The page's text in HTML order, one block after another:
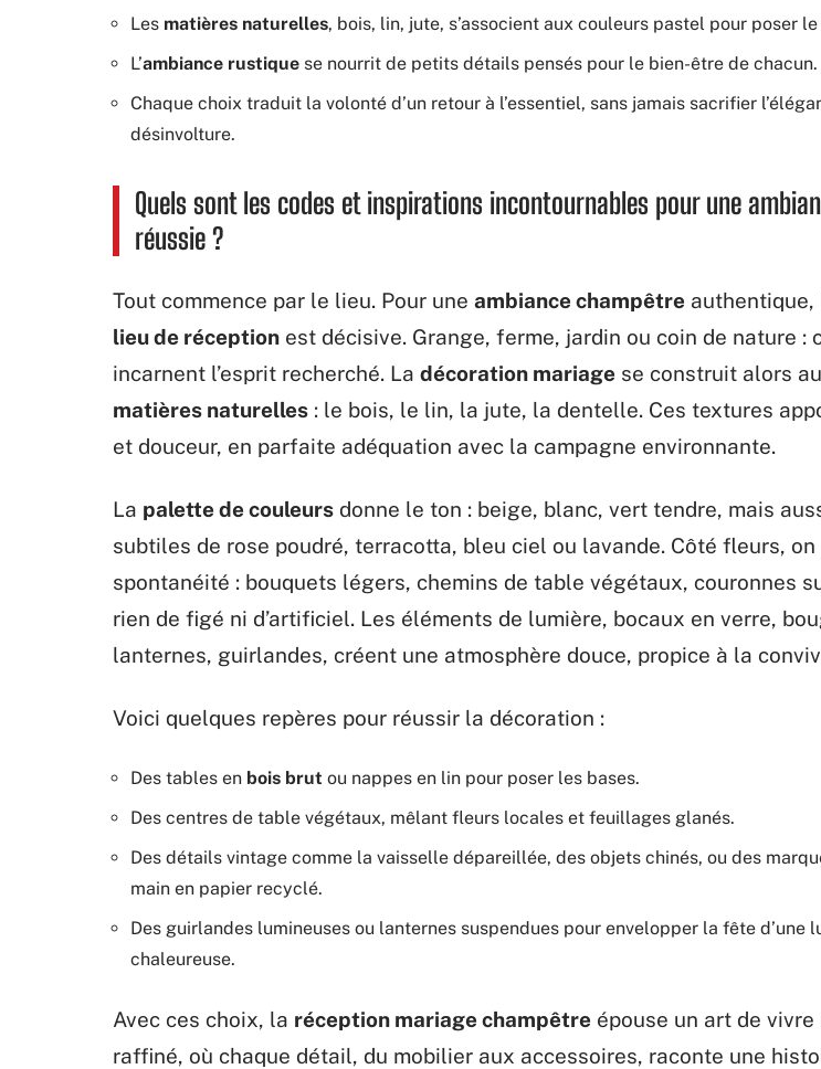
Les matières naturelles, bois, lin, jute, s’associent aux couleurs pastel pour poser le
L’ambiance rustique se nourrit de petits détails pensés pour le bien-être de chacun.
Chaque choix traduit la volonté d’un retour à l’essentiel, sans jamais sacrifier
désinvolture.
Quels sont les codes et inspirations incontournables pour une
réussie ?
Tout commence par le lieu. Pour une ambiance champêtre
lieu de réception est décisive. Grange, ferme, jardin ou coin de nature :
incarnent l’esprit recherché. La décoration mariage se construit alors
matières naturelles : le bois, le lin, la jute, la dentelle. Ces textures
et douceur, en parfaite adéquation avec la campagne environnante.
La palette de couleurs donne le ton : beige, blanc, vert tendre, mais
subtiles de rose poudré, terracotta, bleu ciel ou lavande. Côté fleurs, on
spontanéité : bouquets légers, chemins de table végétaux, couronnes
rien de figé ni d’artificiel. Les éléments de lumière, bocaux en verre,
lanternes, guirlandes, créent une atmosphère douce, propice à la
Voici quelques repères pour réussir la décoration :
Des tables en bois brut ou nappes en lin pour poser les bases.
Des centres de table végétaux, mêlant fleurs locales et feuillages glanés.
Des détails vintage comme la vaisselle dépareillée, des objets chinés, ou des
main en papier recyclé.
Des guirlandes lumineuses ou lanternes suspendues pour envelopper la fête d’une
chaleureuse.
Avec ces choix, la réception mariage champêtre épouse un art de
raffiné, où chaque détail, du mobilier aux accessoires, raconte une